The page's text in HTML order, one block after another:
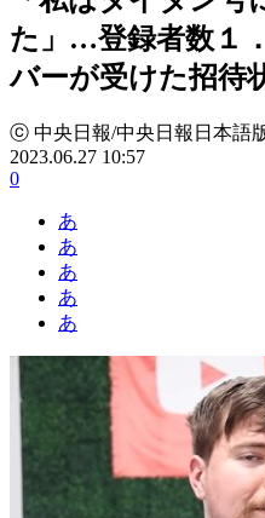
た」…登録者数１
バーが受けた招待
ⓒ 中央日報/中央日報日本語
2023.06.27 10:57
0
あ
あ
あ
あ
あ